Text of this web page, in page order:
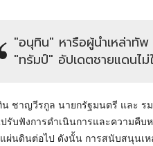
"อนุทิน" หารือผู้นำเหล่าทั
"ทรัมป์" อัปเดตชายแดนไม่
ชาญวีรกูล นายกรัฐมนตรี และ ร
ปรับฟังการดำเนินการและความคื
ผ่นดินต่อไป ดังนั้น การสนับสนุนเ